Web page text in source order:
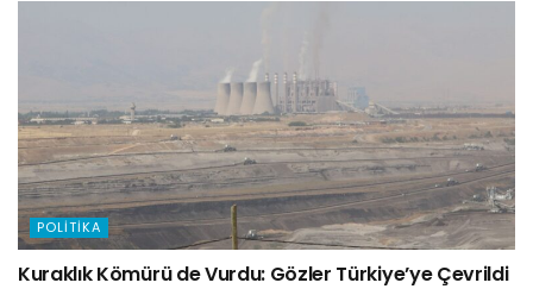
POLITIKA
Kuraklık Kömürü de Vurdu: Gözler Türkiye’ye Çevrildi